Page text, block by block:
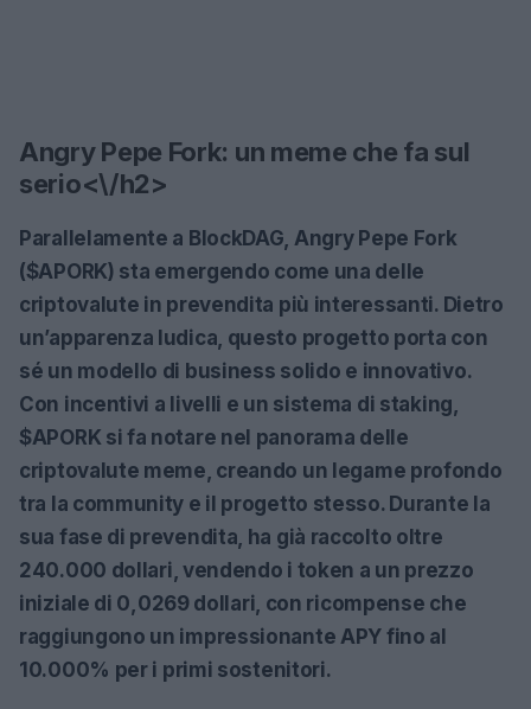
Angry Pepe Fork: un meme che fa sul
serio<\/h2>
Parallelamente a BlockDAG, Angry Pepe Fork
($APORK) sta emergendo come una delle
criptovalute in prevendita più interessanti. Dietro
un’apparenza ludica, questo progetto porta con
sé un modello di business solido e innovativo.
Con incentivi a livelli e un sistema di staking,
$APORK si fa notare nel panorama delle
criptovalute meme, creando un legame profondo
tra la community e il progetto stesso. Durante la
sua fase di prevendita, ha già raccolto oltre
240.000 dollari, vendendo i token a un prezzo
iniziale di 0,0269 dollari, con ricompense che
raggiungono un impressionante APY fino al
10.000% per i primi sostenitori.